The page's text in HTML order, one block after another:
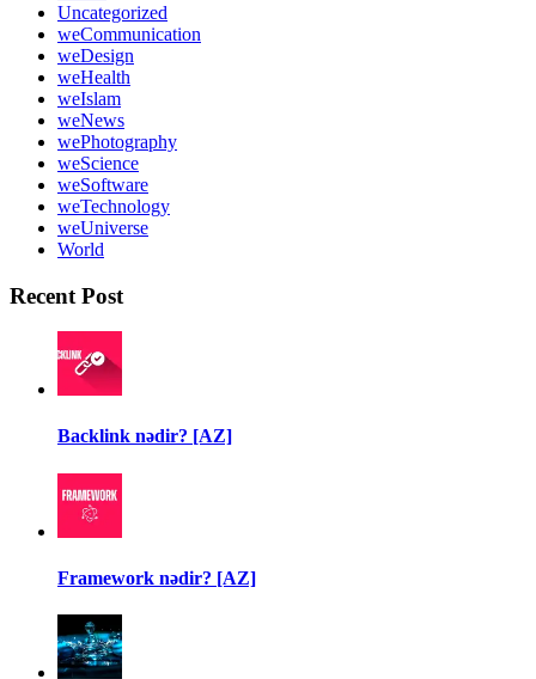
Uncategorized
weCommunication
weDesign
weHealth
weIslam
weNews
wePhotography
weScience
weSoftware
weTechnology
weUniverse
World
Recent Post
Backlink nədir? [AZ]
Framework nədir? [AZ]